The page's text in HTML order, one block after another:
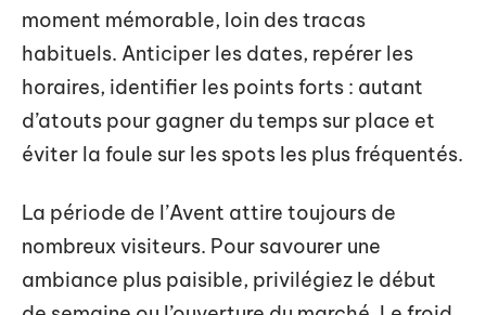
moment mémorable, loin des tracas
habituels. Anticiper les dates, repérer les
horaires, identifier les points forts : autant
d’atouts pour gagner du temps sur place et
éviter la foule sur les spots les plus fréquentés.
La période de l’Avent attire toujours de
nombreux visiteurs. Pour savourer une
ambiance plus paisible, privilégiez le début